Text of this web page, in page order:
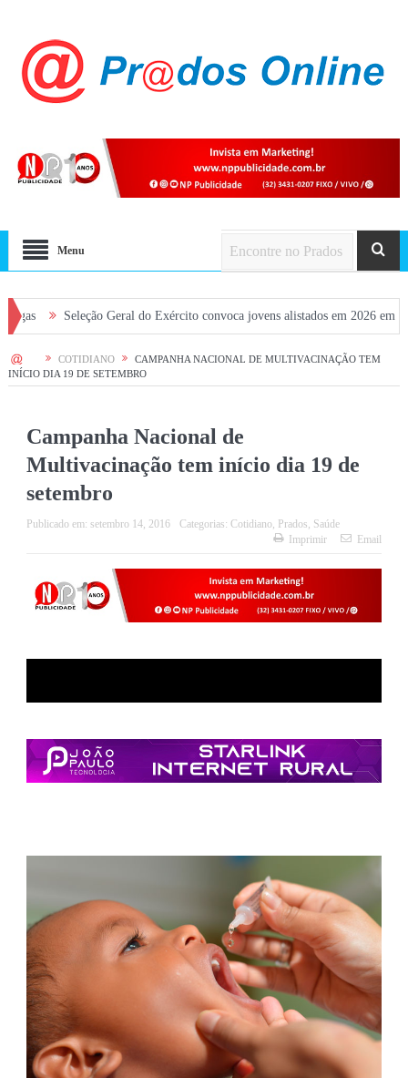
Menu
Geral do Exército convoca jovens alistados em 2026 em Prados
HOME COTIDIANO
CAMPANHA NACIONAL DE MULTIVACINAÇÃO TEM
INÍCIO DIA 19 DE SETEMBRO
Campanha Nacional de
Multivacinação tem início dia 19 de
setembro
Publicado em: setembro 14, 2016 Categorias: Cotidiano, Prados, Saúde
Imprimir
Email